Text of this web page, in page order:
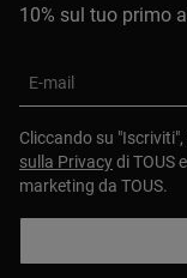
10% sul tuo primo
E-mail
Cliccando su
sulla Privacydi TOUS
marketing da TOUS.